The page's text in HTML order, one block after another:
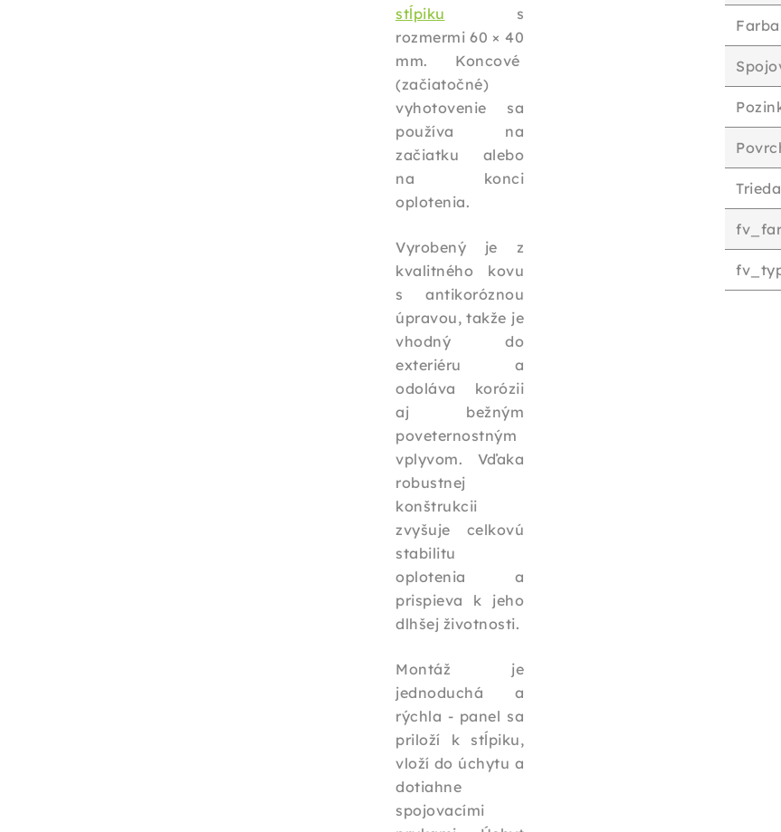
stĺpiku s
rozmermi 60 × 40
mm. Koncové
(začiatočné)
vyhotovenie sa
používa na
začiatku alebo
na konci
oplotenia.
Vyrobený je z
kvalitného kovu
s antikoróznou
úpravou, takže je
vhodný do
exteriéru a
odoláva korózii
aj bežným
poveternostným
vplyvom. Vďaka
robustnej
konštrukcii
zvyšuje celkovú
stabilitu
oplotenia a
prispieva k jeho
dlhšej životnosti.
Montáž je
jednoduchá a
rýchla - panel sa
priloží k stĺpiku,
vloží do úchytu a
dotiahne
spojovacími
Farba